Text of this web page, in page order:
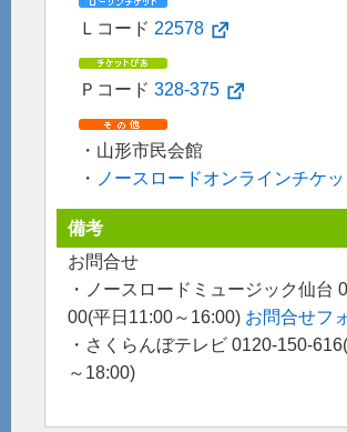
Ｌコード 22578
Ｐコード 328-375
・山形市民会館
・ ノースロードオンラインチケッ
備考
お問合せ
・ノースロードミュージック仙台
00(平日11:00～16:00) お問合せフ
・さくらんぼテレビ 0120-150-
～18:00)